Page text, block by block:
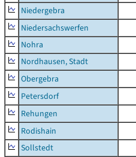
Niedergebra
Niedersachswerfen
Nohra
Nordhausen, Stadt
Obergebra
Petersdorf
Rehungen
Rodishain
Sollstedt